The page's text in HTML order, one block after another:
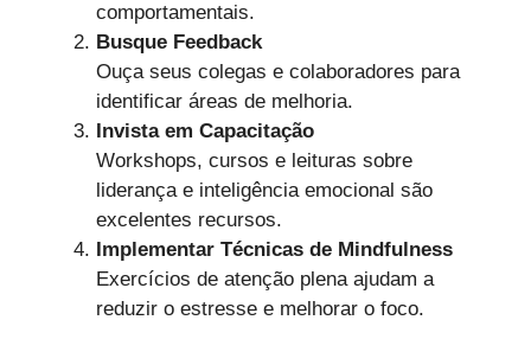
comportamentais.
Busque Feedback
Ouça seus colegas e colaboradores para
identificar áreas de melhoria.
Invista em Capacitação
Workshops, cursos e leituras sobre
liderança e inteligência emocional são
excelentes recursos.
Implementar Técnicas de Mindfulness
Exercícios de atenção plena ajudam a
reduzir o estresse e melhorar o foco.